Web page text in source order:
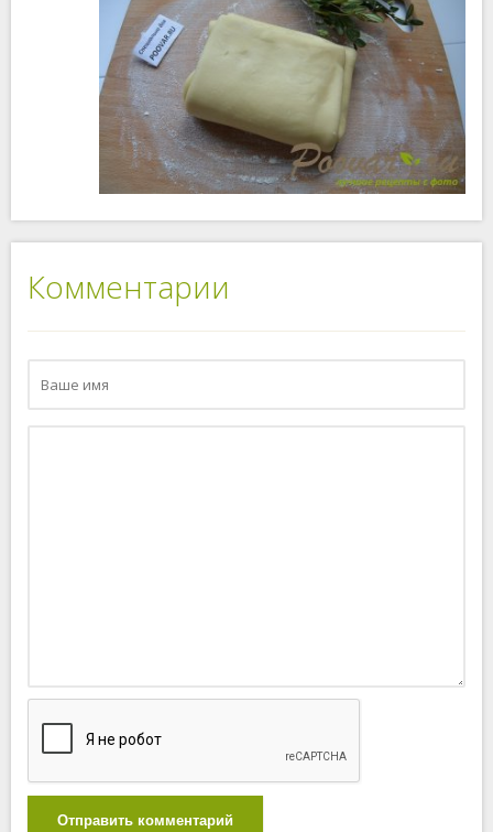
Комментарии
Отправить комментарий